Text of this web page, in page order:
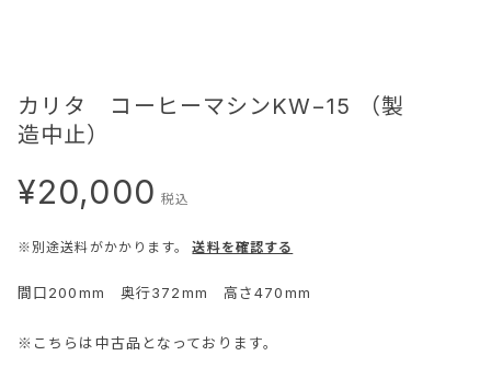
カリタ コーヒーマシンKW−15 （製
造中止）
¥20,000 税込
※別途送料がかかります。 送料を確認する
間口200mm 奥行372mm 高さ470mm
※こちらは中古品となっております。